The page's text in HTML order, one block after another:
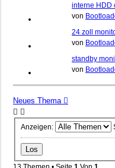
interne HDD
von
24 zoll
von
standby
von
Neues Thema
Anzeigen: